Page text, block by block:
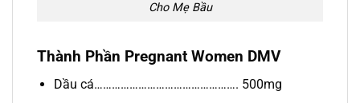
Cho Mẹ Bầu
Thành Phần Pregnant Women DMV
Dầu cá…………………………………………. 500mg